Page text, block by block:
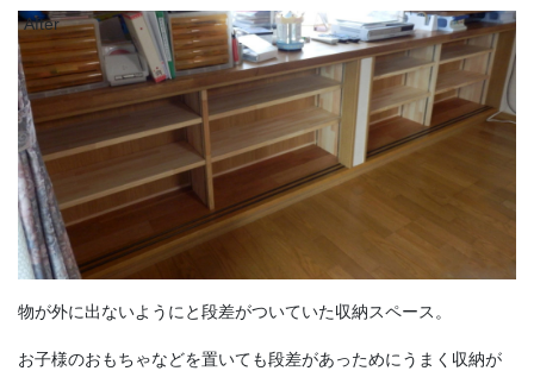
After
物が外に出ないようにと段差がついていた収納スペース。
お子様のおもちゃなどを置いても段差があっためにうまく収納が